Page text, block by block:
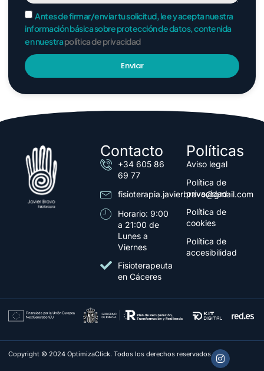
Antes de firmar/enviar tu solicitud, lee y acepta nuestra
información básica sobre protección de datos, contenida
en nuestrapolítica de privacidad
Enviar
Contacto
+34 605 86
69 77
fisioterapia.javierbravo@gmail.com
Horario: 9:00
a 21:00 de
Lunes a
Viernes
Fisioterapeuta
en Cáceres
Políticas
Aviso legal
Política de
privacidad
Política de
cookies
Política de
accesibilidad
Copyright © 2024 OptimizaClick. Todos los derechos reservados